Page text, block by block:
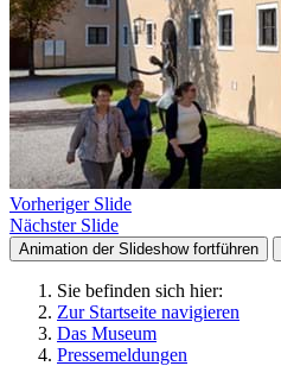
Vorheriger Slide
Nächster Slide
Animation der Slideshow fortführen
Sie befinden sich hier:
Zur Startseite navigieren
Das Museum
Pressemeldungen